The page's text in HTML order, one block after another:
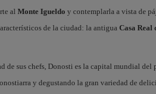
al Monte Igueldo y contemplarla a vista de
de la ciudad: la antigua Casa Real
de sus chefs, Donosti es la capital mundial
y degustando la gran variedad de